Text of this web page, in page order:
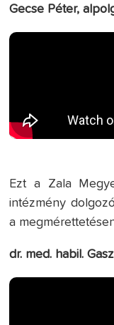
Gecse Péter,
Ezt a Zala
intézmény
a
dr. med. habil.